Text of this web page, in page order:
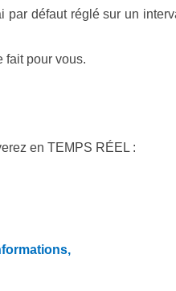
par défaut réglé sur un
fait pour vous.
en TEMPS RÉEL :